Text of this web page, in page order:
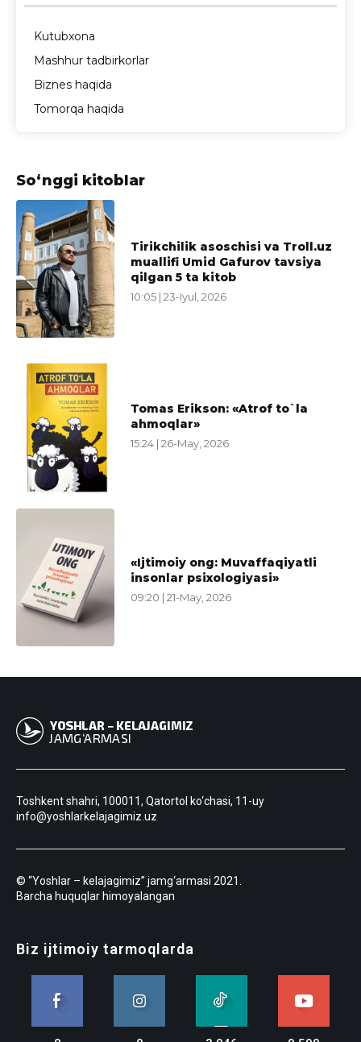
Kutubxona
Mashhur tadbirkorlar
Biznes haqida
Tomorqa haqida
So‘nggi kitoblar
Tirikchilik asoschisi va Troll.uz
muallifi Umid Gafurov tavsiya
qilgan 5 ta kitob
10:05 | 23-Iyul, 2026
Tomas Erikson: «Atrof to`la
ahmoqlar»
15:24 | 26-May, 2026
«Ijtimoiy ong: Muvaffaqiyatli
insonlar psixologiyasi»
09:20 | 21-May, 2026
Toshkent shahri, 100011, Qatortol ko‘chasi, 11-uy
info@yoshlarkelajagimiz.uz
© “Yoshlar – kelajagimiz” jamg‘armasi 2021.
Barcha huquqlar himoyalangan
Biz ijtimoiy tarmoqlarda